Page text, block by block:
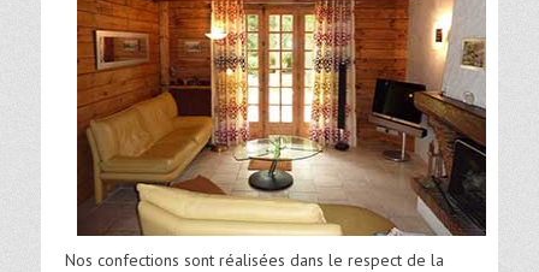
Nos confections sont réalisées dans le respect de la